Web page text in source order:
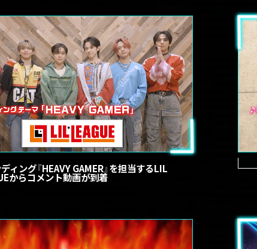
ィング『HEAVY GAMER』を担当するLIL
からコメント動画が到着